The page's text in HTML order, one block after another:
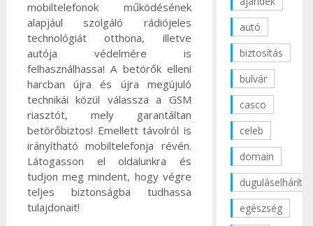
mobiltelefonok működésének
alapjául szolgáló rádiójeles
technológiát otthona, illetve
autója védelmére is
felhasználhassa! A betörők elleni
harcban újra és újra megújuló
technikái közül válassza a GSM
riasztót, mely garantáltan
betörőbiztos! Emellett távolról is
irányítható mobiltelefonja révén.
Látogasson el oldalunkra és
tudjon meg mindent, hogy végre
teljes biztonságba tudhassa
tulajdonait!
autó
biztosítás
bulvár
casco
celeb
domain
duguláselhárítás
egészség